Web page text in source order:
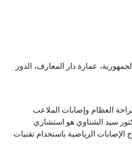
86 شارع الجمهورية، عمارة دار المعارف، الدور
العظام وإصابات الملاعب
سيد الشناوي هو استشاري
الرياضية باستخدام تقنيات